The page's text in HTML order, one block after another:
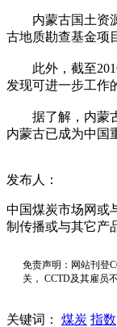
内蒙古国土资源
古地质勘查基金项
此外，截至2016
发现可进一步工作
据了解，内蒙古
内蒙古已成为中国
发布人：
中国煤炭市场网或
制传播或与其它产
免责声明：网站刊登
关， CCTD及其雇员
关键词： 煤炭 指数